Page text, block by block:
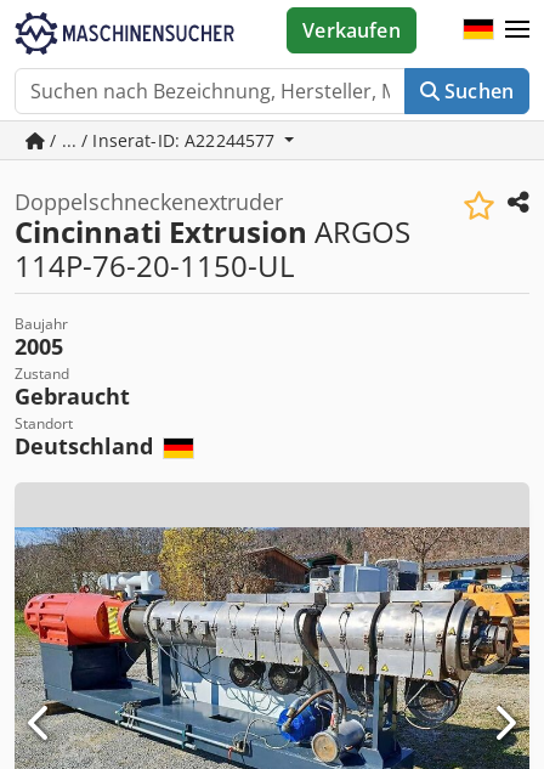
Suchen
Verkaufen
/ ... / Inserat-ID: A22244577
Doppelschneckenextruder
Cincinnati Extrusion ARGOS
114P-76-20-1150-UL
Baujahr
2005
Zustand
Gebraucht
Standort
Deutschland